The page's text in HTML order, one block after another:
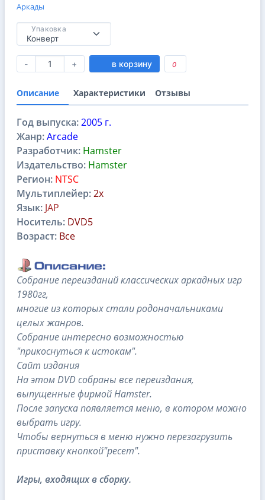
Аркады
Упаковка
- + в корзину 0
Описание Характеристики Отзывы
Год выпуска:2005 г.
Жанр:Arcade
Разработчик: Hamster
Издательство: Hamster
Регион: NTSC
Мультиплейер:2х
Язык: JAP
Носитель: DVD5
Возраст: Все
Собрание переизданий классических аркадных игр
1980гг,
многие из которых стали родоначальниками
целых жанров.
Собрание интересно возможностью
"прикоснуться к истокам".
Сайт издания
На этом DVD собраны все переиздания,
выпущенные фирмой Hamster.
После запуска появляется меню, в котором можно
выбрать игру.
Чтобы вернуться в меню нужно перезагрузить
приставку кнопкой"ресет".
Игры, входящих в сборку.